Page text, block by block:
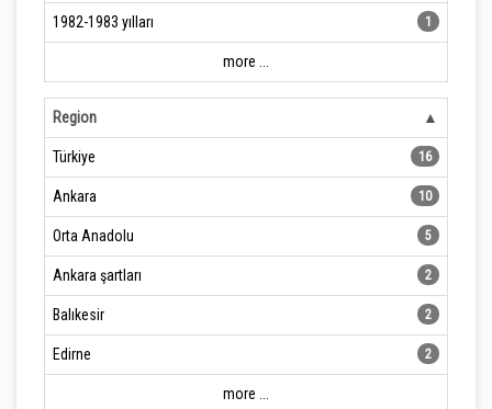
1982-1983 yılları 1
more ...
Region
Türkiye 16
Ankara 10
Orta Anadolu 5
Ankara şartları 2
Balıkesir 2
Edirne 2
more ...